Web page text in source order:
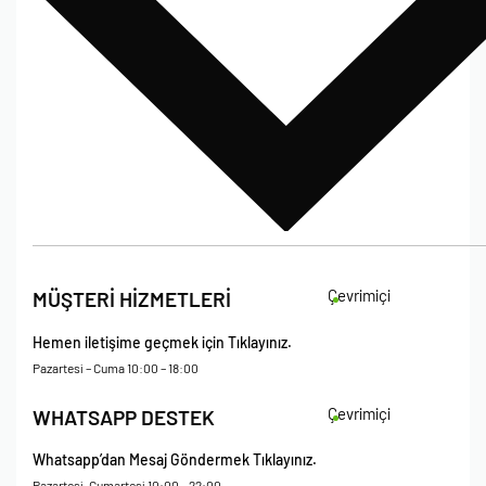
Çerez Politikası
Kişisel Verileri Koruma – Çerez ve Ticari İletişim Açık Rıza Metni
Mesafeli Satış Sözleşmesi
MÜŞTERİ HİZMETLERİ Çevrimiçi
Hemen iletişime geçmek için Tıklayınız.
Pazartesi – Cuma 10:00 – 18:00
WHATSAPP DESTEK Çevrimiçi
Whatsapp’dan Mesaj Göndermek Tıklayınız.